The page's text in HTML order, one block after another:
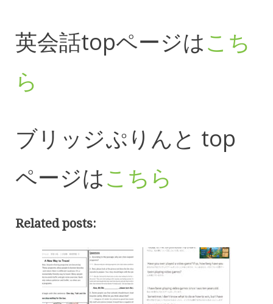
英会話topページはこち
ら
ブリッジぷりんと top
ページはこちら
Related posts: